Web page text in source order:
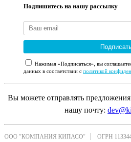
Подпишитесь на нашу рассылку
Нажимая «Подписаться», вы
данных в соответствии с политикой
Вы можете отправлять
нашу почту:
ООО "КОМПАНИЯ КИПАСО" ОГРН